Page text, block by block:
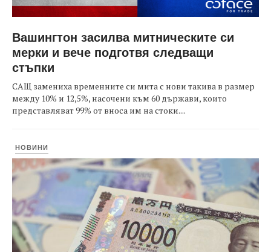
Вашингтон засилва митническите си
мерки и вече подготвя следващи
стъпки
САЩ замениха временните си мита с нови такива в размер
между 10% и 12,5%, насочени към 60 държави, които
представляват 99% от вноса им на стоки....
НОВИНИ